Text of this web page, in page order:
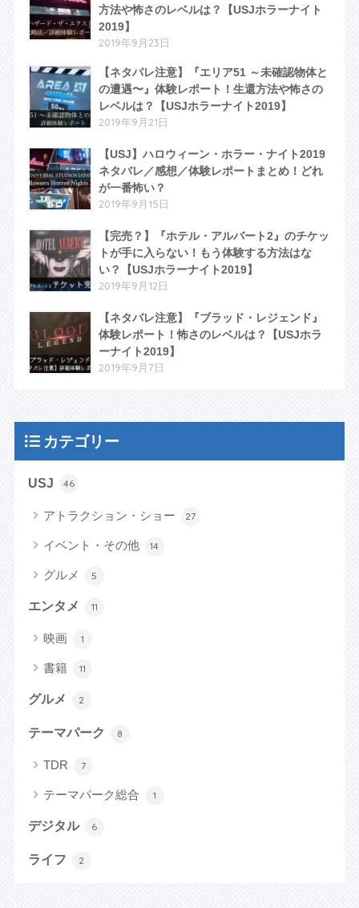
方法や怖さのレベルは？【USJホラーナイト
2019】
2019年9月23日
【ネタバレ注意】『エリア51 ～未確認物体と
の遭遇〜』体験レポート！生還方法や怖さの
レベルは？【USJホラーナイト2019】
2019年9月21日
【USJ】ハロウィーン・ホラー・ナイト2019
ネタバレ／感想／体験レポートまとめ！どれ
が一番怖い？
2019年9月15日
【完売？】『ホテル・アルバート2』のチケッ
トが手に入らない！もう体験する方法はな
い？【USJホラーナイト2019】
2019年9月12日
【ネタバレ注意】『ブラッド・レジェンド』
体験レポート！怖さのレベルは？【USJホラ
ーナイト2019】
2019年9月7日
カテゴリー
USJ 46
アトラクション・ショー 27
イベント・その他 14
グルメ 5
エンタメ 11
映画 1
書籍 11
グルメ 2
テーマパーク 8
TDR 7
テーマパーク総合 1
デジタル 6
ライフ 2